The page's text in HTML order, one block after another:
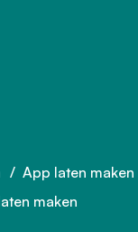
App laten maken
maken